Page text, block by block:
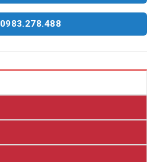
0983.278.488